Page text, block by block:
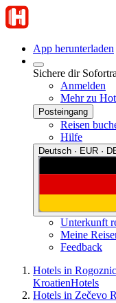
App herunterladen
Sichere dir
Anmelden
Mehr zu
Posteingang
Reisen
Hilfe
Deutsch · EUR ·
Unterkunft
Meine
Feedback
Hotels in
KroatienHotels
Hotels in Zečevo